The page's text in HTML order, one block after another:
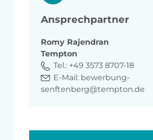
Ansprechpartner
Romy Rajendran
Tempton
Tel.: +49 3573 8707-18
E-Mail: bewerbung-
senftenberg@tempton.de